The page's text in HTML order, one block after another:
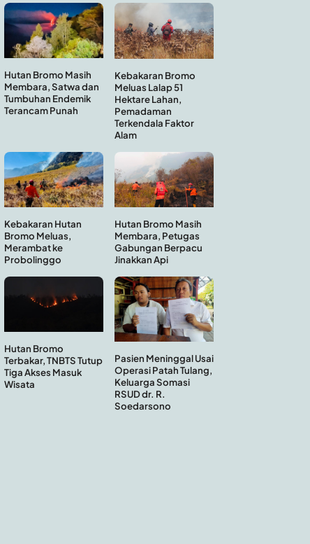
Hutan Bromo Masih
Membara, Satwa dan
Tumbuhan Endemik
Terancam Punah
Kebakaran Bromo
Meluas Lalap 51
Hektare Lahan,
Pemadaman
Terkendala Faktor
Alam
Kebakaran Hutan
Bromo Meluas,
Merambat ke
Probolinggo
Hutan Bromo Masih
Membara, Petugas
Gabungan Berpacu
Jinakkan Api
Hutan Bromo
Terbakar, TNBTS Tutup
Tiga Akses Masuk
Wisata
Pasien Meninggal Usai
Operasi Patah Tulang,
Keluarga Somasi
RSUD dr. R.
Soedarsono